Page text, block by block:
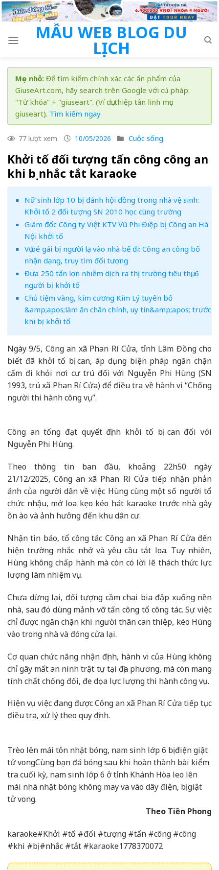
Skip
to
MẪU WEB BLOG DU
LỊCH
Mẹo nhỏ: Để tìm kiếm chính xác các ấn phẩm của
GiuseArt.com, hãy search trên Google với cú pháp:
"Từ khóa" + "giuseart". (Ví dụ: thiệp tân linh mục
giuseart). Tìm kiếm ngay
77 lượt xem 10/05/2026 Cuộc sống
Khởi tố đối tượng tấn công công an
khi bị nhắc tắt karaoke
Nữ sinh lớp 10 bị đánh hội đồng trong nhà vệ sinh:
Khởi tố 2 đối tượng SN 2010 học cùng trường
Giám đốc Công ty Việt KTV Vũ Phi Điệp bị Công an Hà
Nội khởi tố
Vụ bé gái bị người lạ vào nhà bế đi: Công an công bố
nhận dạng, truy tìm đối tượng
Đưa 250 tấn lợn nhiễm dịch ra thị trường tiêu thụ, 6
người bị khởi tố
Chủ tiệm vàng, kim cương Kim Lý tuyên bố
&amp;apos;làm ăn chân chính, uy tín&amp;apos; trước
khi bị khởi tố
Ngày 9/5, Công an xã Phan Rí Cửa, tỉnh Lâm Đồng cho
biết đã khởi tố bị can, áp dụng biện pháp ngăn chặn
cấm đi khỏi nơi cư trú đối với Nguyễn Phi Hùng (SN
1993, trú xã Phan Rí Cửa) để điều tra về hành vi “Chống
người thi hành công vụ”.​
Công an tống đạt quyết định khởi tố bị can đối với
Nguyễn Phi Hùng.
Theo thông tin ban đầu, khoảng 22h50 ngày
21/12/2025, Công an xã Phan Rí Cửa tiếp nhận phản
ánh của người dân về việc Hùng cùng một số người tổ
chức nhậu, mở loa kẹo kéo hát karaoke trước nhà gây
ồn ào và ảnh hưởng đến khu dân cư.
Nhận tin báo, tổ công tác Công an xã Phan Rí Cửa đến
hiện trường nhắc nhở và yêu cầu tắt loa. Tuy nhiên,
Hùng không chấp hành mà còn có lời lẽ thách thức lực
lượng làm nhiệm vụ.
Chưa dừng lại, đối tượng cầm chai bia đập xuống nền
nhà, sau đó dùng mảnh vỡ tấn công tổ công tác. Sự việc
chỉ được ngăn chặn khi người thân can thiệp, kéo Hùng
vào trong nhà và đóng cửa lại.​
Cơ quan chức năng nhận định, hành vi của Hùng không
chỉ gây mất an ninh trật tự tại địa phương, mà còn mang
tính chất chống đối, đe dọa lực lượng thi hành công vụ.​
Hiện vụ việc đang được Công an xã Phan Rí Cửa tiếp tục
điều tra, xử lý theo quy định.
Trèo lên mái tôn nhặt bóng, nam sinh lớp 6 bị điện giật
tử vongCùng bạn đá bóng sau khi hoàn thành bài kiểm
tra cuối kỳ, nam sinh lớp 6 ở tỉnh Khánh Hòa leo lên
mái nhà nhặt bóng không may va vào dây điện, bị giật
tử vong.
Theo Tiền Phong
karaoke#Khởi #tố #đối #tượng #tấn #công #công
#khi #bị #nhắc #tắt #karaoke1778370072